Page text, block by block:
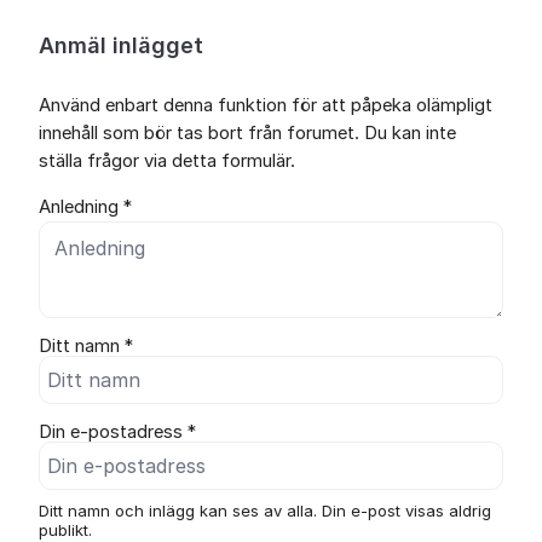
Anmäl inlägget
Använd enbart denna funktion för att påpeka olämpligt
innehåll som bör tas bort från forumet. Du kan inte
ställa frågor via detta formulär.
Anledning *
Ditt namn *
Din e-postadress *
Ditt namn och inlägg kan ses av alla. Din e-post visas aldrig
publikt.